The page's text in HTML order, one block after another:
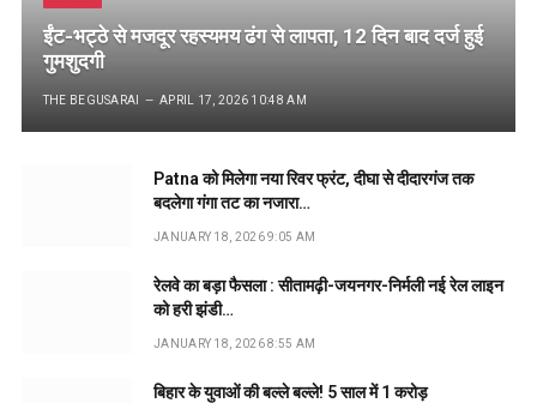
ईंट-भट्ठे से मजदूर रहस्यमय ढंग से लापता, 12 दिन बाद दर्ज हुई
गुमशुदगी
THE BEGUSARAI APRIL 17, 2026 10:48 AM
Patna को मिलेगा नया रिवर फ्रंट, दीघा से दीदारगंज तक
बदलेगा गंगा तट का नजारा…
JANUARY 18, 2026 9:05 AM
रेलवे का बड़ा फैसला : सीतामढ़ी-जयनगर-निर्मली नई रेल लाइन
को हरी झंडी…
JANUARY 18, 2026 8:55 AM
बिहार के युवाओं की बल्ले बल्ले! 5 साल में 1 करोड़